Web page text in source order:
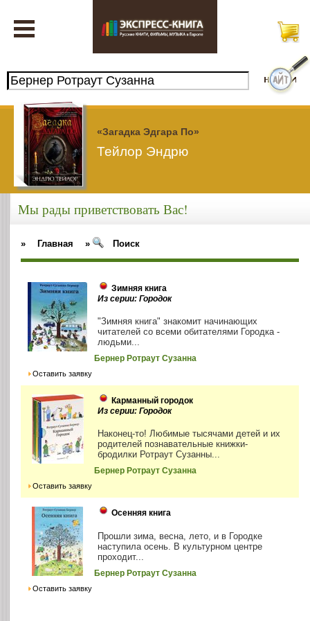
«Загадка Эдгара По»
Тейлор Эндрю
Мы рады приветствовать Вас!
» Главная » Поиск
Зимняя книга
Из серии: Городок
"Зимняя книга" знакомит начинающих
читателей со всеми обитателями Городка -
людьми...
Бернер Ротраут Сузанна
Оставить заявку
Карманный городок
Из серии: Городок
Наконец-то! Любимые тысячами детей и их
родителей познавательные книжки-
бродилки Ротраут Сузанны...
Бернер Ротраут Сузанна
Оставить заявку
Осенняя книга
Прошли зима, весна, лето, и в Городке
наступила осень. В культурном центре
проходит...
Бернер Ротраут Сузанна
Оставить заявку